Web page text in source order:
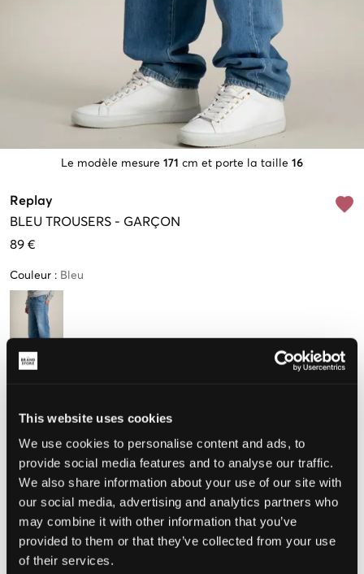
This website uses cookies
We use cookies to personalise content and ads, to
provide social media features and to analyse our traffic.
We also share information about your use of our site with
our social media, advertising and analytics partners who
may combine it with other information that you’ve
provided to them or that they’ve collected from your use
of their services.
Le modèle mesure 171 cm et porte la taille 16
Replay
BLEU TROUSERS - GARÇON
89 €
Couleur : Bleu
10 Ans
142 cm
12 Ans
150 cm
Seulement
1
disponibles
14 Ans
158 cm
Petit Parfait Grande